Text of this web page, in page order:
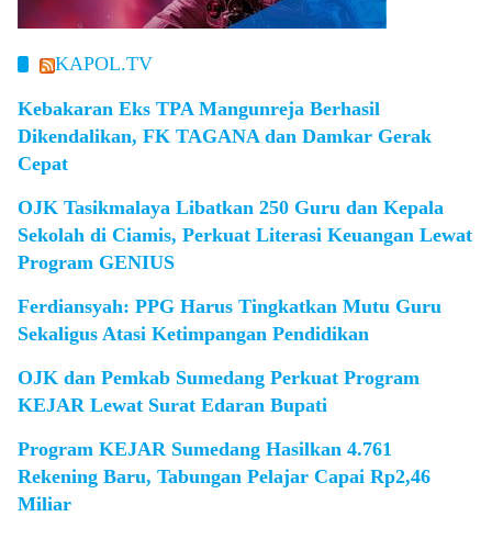
KAPOL.TV
Kebakaran Eks TPA Mangunreja Berhasil
Dikendalikan, FK TAGANA dan Damkar Gerak
Cepat
OJK Tasikmalaya Libatkan 250 Guru dan Kepala
Sekolah di Ciamis, Perkuat Literasi Keuangan Lewat
Program GENIUS
Ferdiansyah: PPG Harus Tingkatkan Mutu Guru
Sekaligus Atasi Ketimpangan Pendidikan
OJK dan Pemkab Sumedang Perkuat Program
KEJAR Lewat Surat Edaran Bupati
Program KEJAR Sumedang Hasilkan 4.761
Rekening Baru, Tabungan Pelajar Capai Rp2,46
Miliar